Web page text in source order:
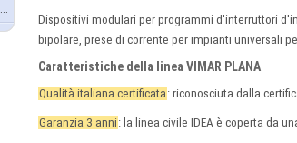
Dispositivi modulari per programmi d'interruttori
bipolare, prese di corrente per impianti universali
Caratteristiche della linea VIMAR PLANA
Qualità italiana certificata : riconosciuta dalla
Garanzia 3 anni : la linea civile IDEA è coperta da